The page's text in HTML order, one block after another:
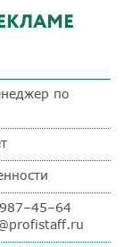
по